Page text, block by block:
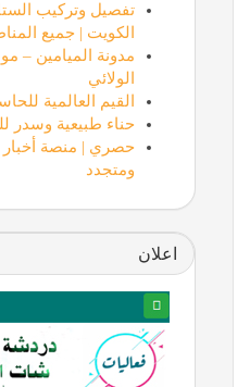
تفصيل وتركيب
الكويت | جميع
مدونة الميامين –
الولائي
القيم العالمية
حناء طبيعية وسدر
حصري | منصة
ومتجدد
اعلان